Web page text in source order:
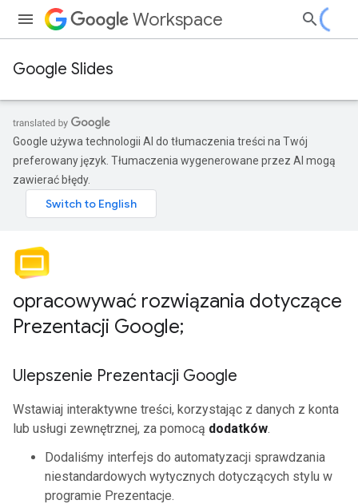
Workspace
Google Slides
Google używa technologii AI do tłumaczenia treści na Twój
preferowany język. Tłumaczenia wygenerowane przez AI mogą
zawierać błędy.
opracowywać rozwiązania dotyczące
Prezentacji Google;
Ulepszenie Prezentacji Google
Wstawiaj interaktywne treści, korzystając z danych z konta
lub usługi zewnętrznej, za pomocą dodatków.
Dodaliśmy interfejs do automatyzacji sprawdzania
niestandardowych wytycznych dotyczących stylu w
programie Prezentacje.